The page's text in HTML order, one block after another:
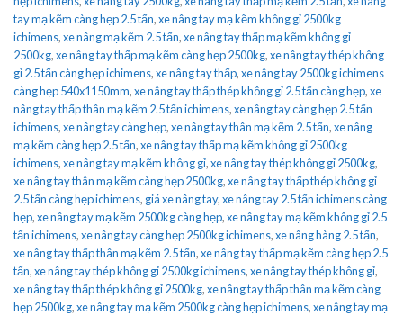
tay mạ kẽm càng hẹp 2.5 tấn,xe nâng tay mạ kẽm không gỉ 2500kg
ichimens,xe nâng mạ kẽm 2.5 tấn,xe nâng tay thấp mạ kẽm không gỉ
2500kg,xe nâng tay thấp mạ kẽm càng hẹp 2500kg,xe nâng tay thép không
gỉ 2.5 tấn càng hẹp ichimens,xe nâng tay thấp,xe nâng tay 2500kg ichimens
càng hẹp 540x1150mm,xe nâng tay thấp thép không gỉ 2.5 tấn càng hẹp,xe
nâng tay thấp thân mạ kẽm 2.5 tấn ichimens,xe nâng tay càng hẹp 2.5 tấn
ichimens,xe nâng tay càng hẹp,xe nâng tay thân mạ kẽm 2.5 tấn,xe nâng
mạ kẽm càng hẹp 2.5 tấn,xe nâng tay thấp mạ kẽm không gỉ 2500kg
ichimens,xe nâng tay mạ kẽm không gỉ,xe nâng tay thép không gỉ 2500kg,
xe nâng tay thân mạ kẽm càng hẹp 2500kg,xe nâng tay thấp thép không gỉ
2.5 tấn càng hẹp ichimens, giá xe nâng tay,xe nâng tay 2.5 tấn ichimens càng
hẹp,xe nâng tay mạ kẽm 2500kg càng hẹp,xe nâng tay mạ kẽm không gỉ 2.5
tấn ichimens,xe nâng tay càng hẹp 2500kg ichimens,xe nâng hàng 2.5 tấn,
xe nâng tay thấp thân mạ kẽm 2.5 tấn,xe nâng tay thấp mạ kẽm càng hẹp 2.5
tấn,xe nâng tay thép không gỉ 2500kg ichimens,xe nâng tay thép không gỉ,
xe nâng tay thấp thép không gỉ 2500kg,xe nâng tay thấp thân mạ kẽm càng
hẹp 2500kg,xe nâng tay mạ kẽm 2500kg càng hẹp ichimens,xe nâng tay mạ